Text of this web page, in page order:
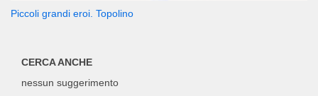
Piccoli grandi eroi. Topolino
CERCA ANCHE
nessun suggerimento